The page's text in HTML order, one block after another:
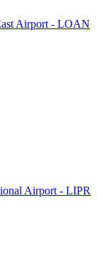
Airport - LOAN
Airport - LIPR